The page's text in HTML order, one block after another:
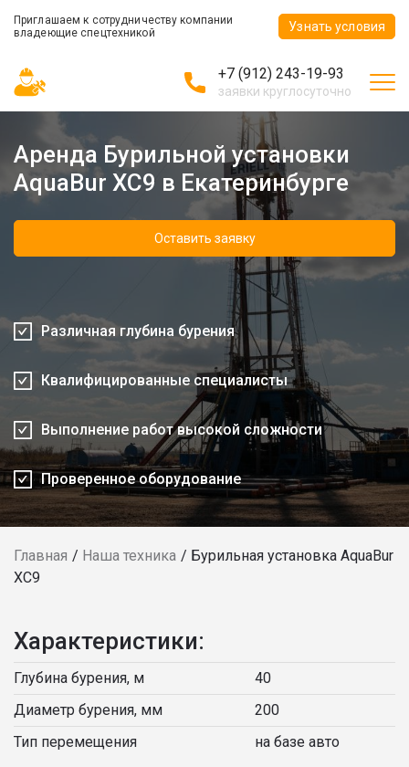
Приглашаем к сотрудничеству компании
владеющие спецтехникой
Узнать условия
+7 (912) 243-19-93
заявки круглосуточно
Аренда Бурильной установки
AquaBur XC9 в Екатеринбурге
Оставить заявку
Различная глубина бурения
Квалифицированные специалисты
Выполнение работ высокой сложности
Проверенное оборудование
Главная Наша техника
Бурильная установка AquaBur
XC9
Характеристики:
Глубина бурения, м
40
Диаметр бурения, мм
200
Тип перемещения
на базе авто